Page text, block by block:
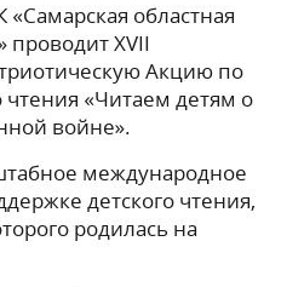
«Самарская областная
проводит XVII
Акцию по
чтения «Читаем детям о
войне».
международное
детского чтения,
родилась на